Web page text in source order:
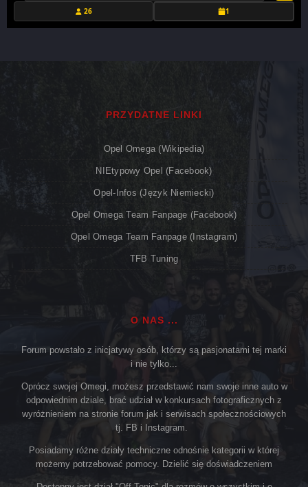
26 1
PRZYDATNE LINKI
Opel Omega (Wikipedia)
NIEtypowy Opel (Facebook)
Opel-Infos (język Niemiecki)
Opel Omega Team Fanpage (Facebook)
Opel Omega Team Fanpage (Instagram)
TFB Tuning
O NAS ...
Forum powstało z inicjatywy osób, którzy są pasjonatami tej marki
i nie tylko...
Oprócz swojej Omegi, możesz przedstawić nam swoje inne auto w
odpowiednim dziale, brać udział w konkursach fotograficznych z
wyróżnieniem na stronie forum jak i serwisach społecznościowych
tj. FB i Instagram.
Posiadamy różne działy techniczne odnośnie kategorii w której
możemy potrzebować pomocy. Dzielić się doświadczeniem